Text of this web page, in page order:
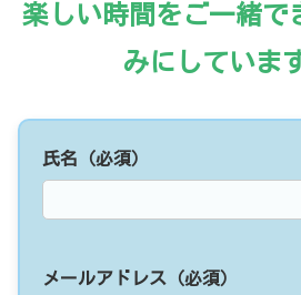
楽しい時間をご一緒で
みにしていま
氏名（必須）
メールアドレス（必須）